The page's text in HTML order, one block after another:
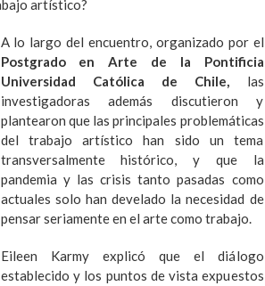
artístico?
A lo largo del encuentro, organizado por el
Postgrado en Arte de la Pontificia
Universidad Católica de Chile, las
investigadoras además discutieron y
plantearon que las principales problemáticas
del trabajo artístico han sido un tema
transversalmente histórico, y que la
pandemia y las crisis tanto pasadas como
actuales solo han develado la necesidad de
pensar seriamente en el arte como trabajo.
Eileen Karmy explicó que el diálogo
establecido y los puntos de vista expuestos